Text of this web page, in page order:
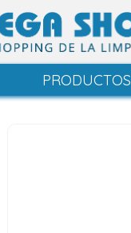
PRODUCTOS